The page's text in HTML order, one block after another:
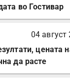
во Гостивар
04 август
цената
да расте